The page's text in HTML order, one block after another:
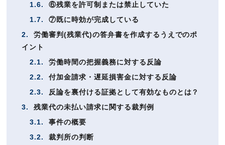
1.6.
⑥残業を許可制または禁止していた
1.7.
⑦既に時効が完成している
2.
労働審判(残業代)の答弁書を作成するうえでのポ
イント
2.1.
労働時間の把握義務に対する反論
2.2.
付加金請求・遅延損害金に対する反論
2.3.
反論を裏付ける証拠として有効なものとは？
3.
残業代の未払い請求に関する裁判例
3.1.
事件の概要
3.2.
裁判所の判断